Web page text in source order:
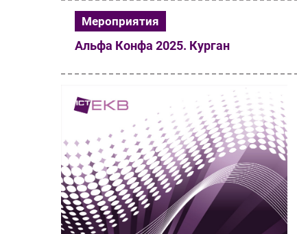
Мероприятия
Альфа Конфа 2025. Курган